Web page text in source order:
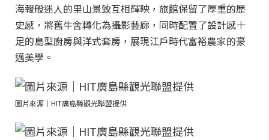
海報般迷人的里山景致互相輝映，旅館保留了厚重的歷
史感，將舊牛舍轉化為攝影藝廊，同時配置了設計感十
足的島型廚房與洋式套房，展現江戶時代富裕農家的豪
邁美學。
圖片來源｜HIT廣島縣觀光聯盟提供